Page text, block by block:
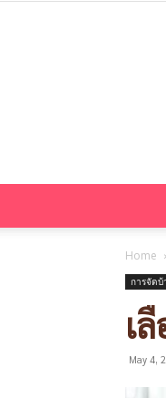
Home
การจัดบ้
เ
May 4,